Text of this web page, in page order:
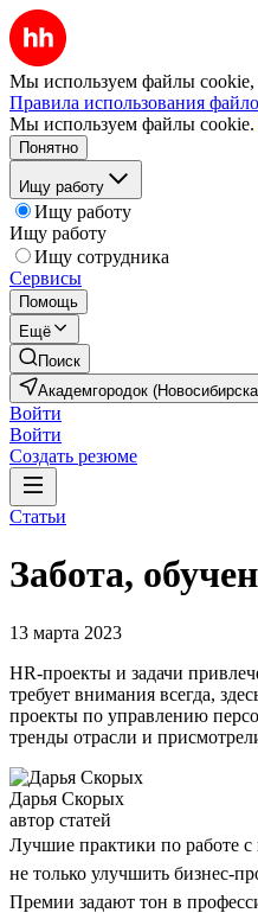
Мы используем файлы cookie,
Правила использования
Мы используем файлы cookie.
Понятно
Ищу работу
Ищу работу
Ищу работу
Ищу сотрудника
Сервисы
Помощь
Ещё
Поиск
Академгородок
Войти
Войти
Создать резюме
Статьи
Забота,
13 марта 2023
HR-проекты и задачи
требует внимания всегда,
проекты по управлению
тренды отрасли и
Дарья Скорых
автор статей
Лучшие практики по работе
не только улучшить бизнес-
Премии задают тон в